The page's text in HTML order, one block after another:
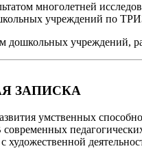
многолетней
учреждений по
дошкольных
ЗАПИСКА
умственных
художественной